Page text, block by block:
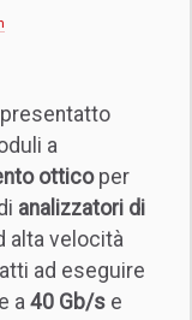
presentatto
a
otticoper
analizzatori di
alta velocità
ad eseguire
a 40 Gb/s e